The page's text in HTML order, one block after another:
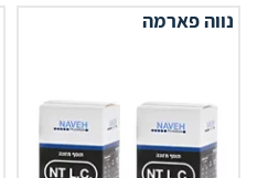
נווה פארמה